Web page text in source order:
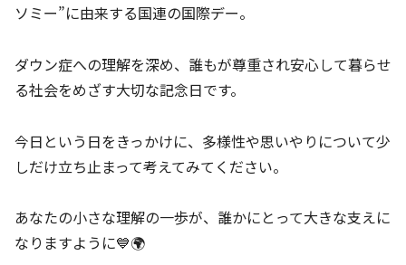
ソミー”に由来する国連の国際デー。
ダウン症への理解を深め、誰もが尊重され安心して暮らせ
る社会をめざす大切な記念日です。
今日という日をきっかけに、多様性や思いやりについて少
しだけ立ち止まって考えてみてください。
あなたの小さな理解の一歩が、誰かにとって大きな支えに
なりますように💙🌍